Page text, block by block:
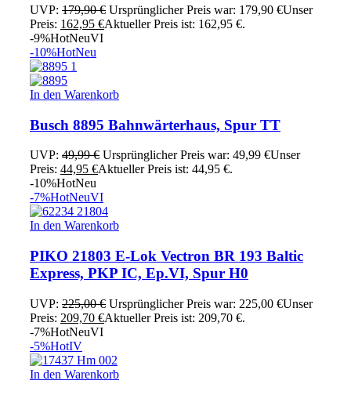
UVP: 179,90€ Ursprünglicher Preis war: 179,90 €Unser
Preis: 162,95 €Aktueller Preis ist: 162,95 €.
-9%HotNeuVI
-10%HotNeu
In den Warenkorb
Busch 8895 Bahnwärterhaus, Spur TT
UVP: 49,99€ Ursprünglicher Preis war: 49,99 €Unser
Preis: 44,95 €Aktueller Preis ist: 44,95 €.
-10%HotNeu
-7%HotNeuVI
In den Warenkorb
PIKO 21803 E-Lok Vectron BR 193 Baltic
Express, PKP IC, Ep.VI, Spur H0
UVP: 225,00€ Ursprünglicher Preis war: 225,00 €Unser
Preis: 209,70 €Aktueller Preis ist: 209,70 €.
-7%HotNeuVI
-5%HotIV
In den Warenkorb